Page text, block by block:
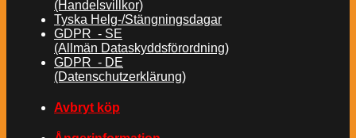
(Handelsvillkor)
Tyska Helg-/Stängningsdagar
GDPR - SE
(Allmän Dataskyddsförordning)
GDPR - DE
(Datenschutzerklärung)
Avbryt köp